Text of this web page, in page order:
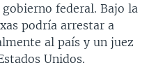
federal. Bajo la
podría arrestar a
al país y un juez
Unidos.